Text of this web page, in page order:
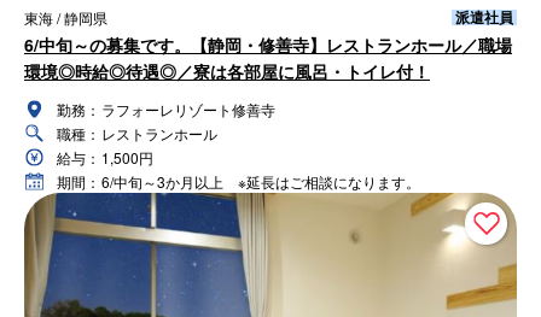
東海 / 静岡県 派遣社員
6/中旬～の募集です。【静岡・修善寺】レストランホール／職場
環境◎時給◎待遇◎／寮は各部屋に風呂・トイレ付！
勤務： ラフォーレリゾート修善寺
職種： レストランホール
給与： 1,500円
期間： 6/中旬～3か月以上 ※延長はご相談になります。